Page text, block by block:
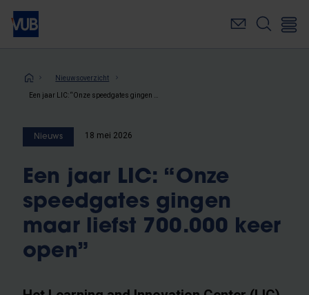
Overslaan
naar
inhoudKruimelpad
Nieuwsoverzicht
Nieuws 18 mei 2026
Een jaar LIC: “Onze
speedgates gingen
maar liefst 700.000 keer
open”